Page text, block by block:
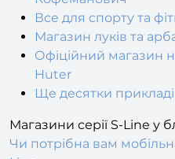
Магазин луків та
Офіційний магазин
Huter
Ще десятки
Магазини серії S-Line у
Чи потрібна вам
Line
6 готових інтернет-